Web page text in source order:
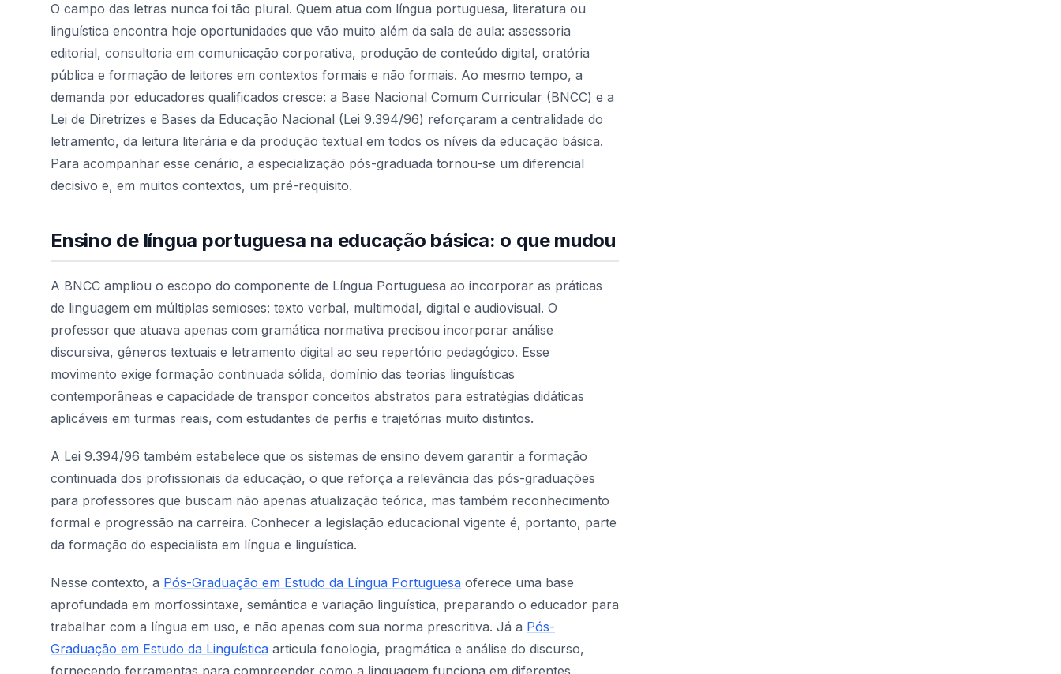
O campo das letras nunca foi tão plural. Quem atua com língua portuguesa, literatura ou
linguística encontra hoje oportunidades que vão muito além da sala de aula: assessoria
editorial, consultoria em comunicação corporativa, produção de conteúdo digital, oratória
pública e formação de leitores em contextos formais e não formais. Ao mesmo tempo, a
demanda por educadores qualificados cresce: a Base Nacional Comum Curricular (BNCC) e a
Lei de Diretrizes e Bases da Educação Nacional (Lei 9.394/96) reforçaram a centralidade do
letramento, da leitura literária e da produção textual em todos os níveis da educação básica.
Para acompanhar esse cenário, a especialização pós-graduada tornou-se um diferencial
decisivo e, em muitos contextos, um pré-requisito.
Ensino de língua portuguesa na educação básica: o que mudou
A BNCC ampliou o escopo do componente de Língua Portuguesa ao incorporar as práticas
de linguagem em múltiplas semioses: texto verbal, multimodal, digital e audiovisual. O
professor que atuava apenas com gramática normativa precisou incorporar análise
discursiva, gêneros textuais e letramento digital ao seu repertório pedagógico. Esse
movimento exige formação continuada sólida, domínio das teorias linguísticas
contemporâneas e capacidade de transpor conceitos abstratos para estratégias didáticas
aplicáveis em turmas reais, com estudantes de perfis e trajetórias muito distintos.
A Lei 9.394/96 também estabelece que os sistemas de ensino devem garantir a formação
continuada dos profissionais da educação, o que reforça a relevância das pós-graduações
para professores que buscam não apenas atualização teórica, mas também reconhecimento
formal e progressão na carreira. Conhecer a legislação educacional vigente é, portanto, parte
da formação do especialista em língua e linguística.
Nesse contexto, a Pós-Graduação em Estudo da Língua Portuguesa oferece uma base
aprofundada em morfossintaxe, semântica e variação linguística, preparando o educador para
trabalhar com a língua em uso, e não apenas com sua norma prescritiva. Já a Pós-
Graduação em Estudo da Linguística articula fonologia, pragmática e análise do discurso,
fornecendo ferramentas para compreender como a linguagem funciona em diferentes